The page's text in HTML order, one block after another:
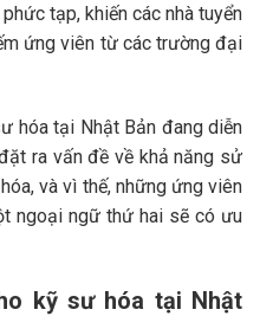
tạp, khiến các nhà tuyển
ứng viên từ các trường đại
hóa tại Nhật Bản đang diễn
ra vấn đề về khả năng sử
và vì thế, những ứng viên
ngoại ngữ thứ hai sẽ có ưu
kỹ sư hóa tại Nhật